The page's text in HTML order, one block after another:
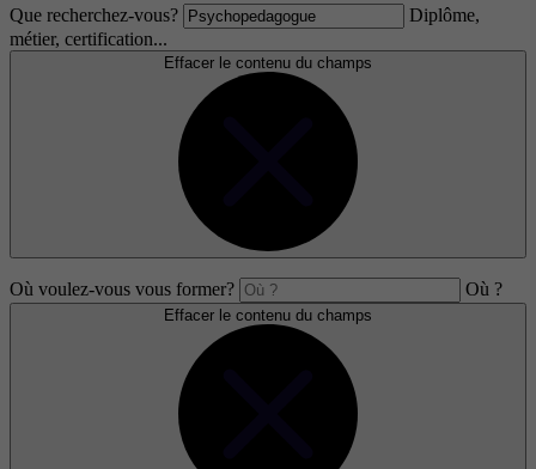
Que recherchez-vous?
Diplôme,
métier, certification...
Effacer le contenu du champs
Où voulez-vous vous former? Où ?
Effacer le contenu du champs